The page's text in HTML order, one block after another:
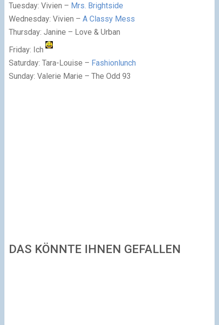
Tuesday: Vivien – Mrs. Brightside
Wednesday: Vivien – A Classy Mess
Thursday: Janine – Love & Urban
Friday: Ich
Saturday: Tara-Louise – Fashionlunch
Sunday: Valerie Marie – The Odd 93
DAS KÖNNTE IHNEN GEFALLEN